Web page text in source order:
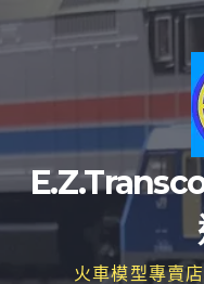
火車模型專賣